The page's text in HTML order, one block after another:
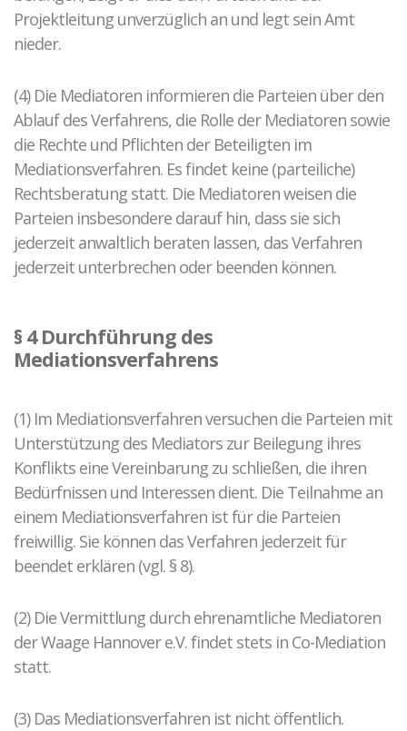
Projektleitung unverzüglich an und legt sein Amt
nieder.
(4) Die Mediatoren informieren die Parteien über den
Ablauf des Verfahrens, die Rolle der Mediatoren sowie
die Rechte und Pflichten der Beteiligten im
Mediationsverfahren. Es findet keine (parteiliche)
Rechtsberatung statt. Die Mediatoren weisen die
Parteien insbesondere darauf hin, dass sie sich
jederzeit anwaltlich beraten lassen, das Verfahren
jederzeit unterbrechen oder beenden können.
§ 4 Durchführung des
Mediationsverfahrens
(1) Im Mediationsverfahren versuchen die Parteien mit
Unterstützung des Mediators zur Beilegung ihres
Konflikts eine Vereinbarung zu schließen, die ihren
Bedürfnissen und Interessen dient. Die Teilnahme an
einem Mediationsverfahren ist für die Parteien
freiwillig. Sie können das Verfahren jederzeit für
beendet erklären (vgl. § 8).
(2) Die Vermittlung durch ehrenamtliche Mediatoren
der Waage Hannover e.V. findet stets in Co-Mediation
statt.
(3) Das Mediationsverfahren ist nicht öffentlich.